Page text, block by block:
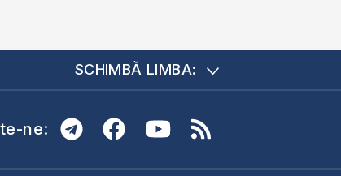
SCHIMBĂ LIMBA:
ne: